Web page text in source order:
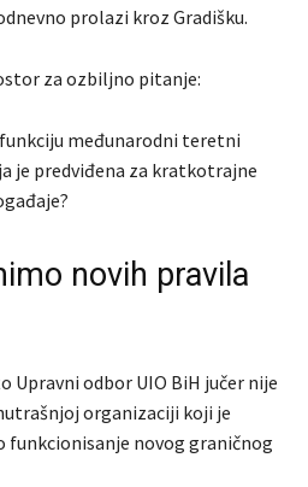
prolazi kroz Gradišku.
za ozbiljno pitanje:
međunarodni teretni
je predviđena za kratkotrajne
novih pravila
Upravni odbor UIO BiH jučer nije
organizaciji koji je
novog graničnog